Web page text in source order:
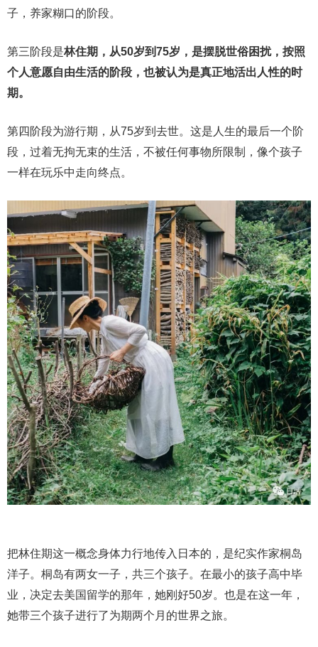
子，养家糊口的阶段。
第三阶段是林住期，从50岁到75岁，是摆脱世俗困扰，按照
个人意愿自由生活的阶段，也被认为是真正地活出人性的时
期。
第四阶段为游行期，从75岁到去世。这是人生的最后一个阶
段，过着无拘无束的生活，不被任何事物所限制，像个孩子
一样在玩乐中走向终点。
把林住期这一概念身体力行地传入日本的，是纪实作家桐岛
洋子。桐岛有两女一子，共三个孩子。在最小的孩子高中毕
业，决定去美国留学的那年，她刚好50岁。也是在这一年，
她带三个孩子进行了为期两个月的世界之旅。